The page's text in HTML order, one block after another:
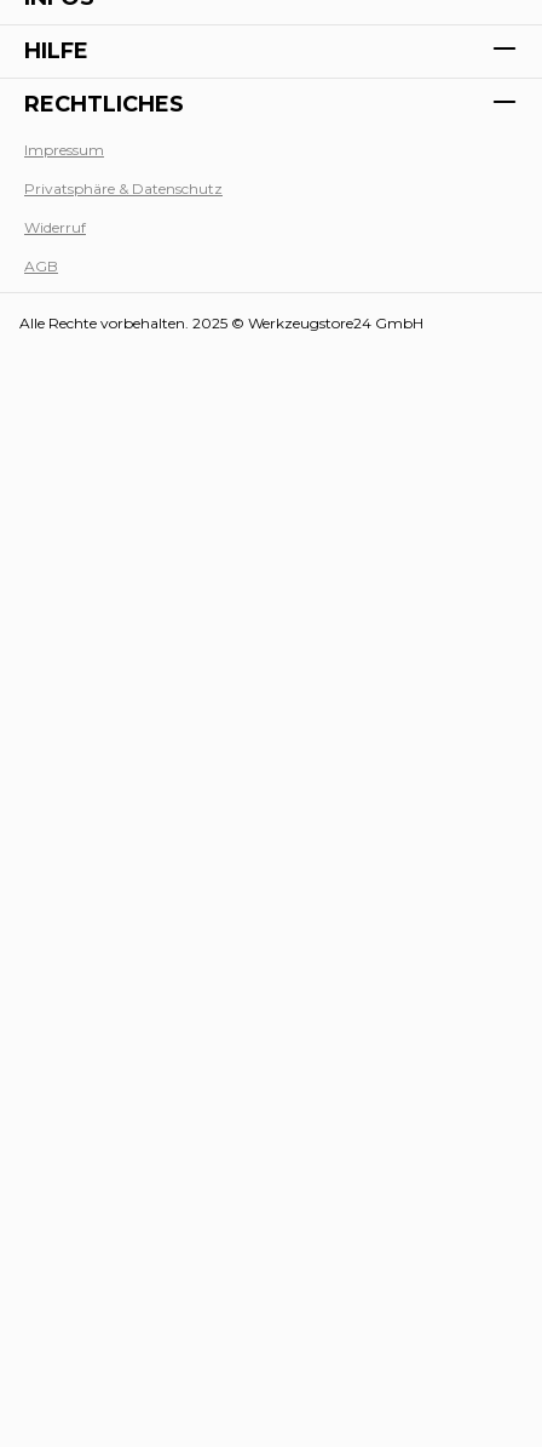
HILFE
RECHTLICHES
Impressum
Privatsphäre & Datenschutz
Widerruf
AGB
Alle Rechte vorbehalten. 2025 © Werkzeugstore24 GmbH